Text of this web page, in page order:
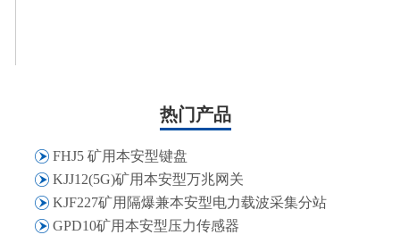
热门产品
FHJ5 矿用本安型键盘
KJJ12(5G)矿用本安型万兆网关
KJF227矿用隔爆兼本安型电力载波采集分站
GPD10矿用本安型压力传感器